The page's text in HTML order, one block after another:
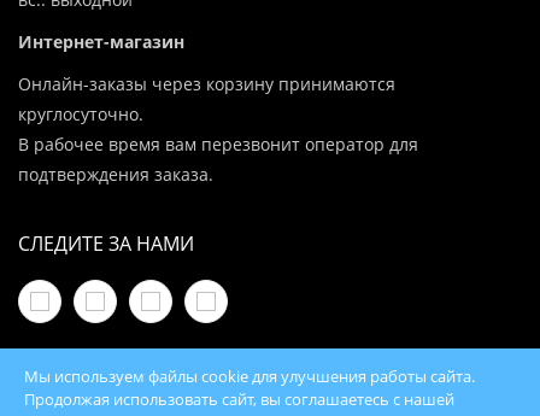
Интернет-магазин
Онлайн-заказы через корзину принимаются
круглосуточно.
В рабочее время вам перезвонит оператор для
подтверждения заказа.
СЛЕДИТЕ ЗА НАМИ
Мы используем файлы cookie для улучшения работы сайта.
Продолжая использовать сайт, вы соглашаетесь с нашей